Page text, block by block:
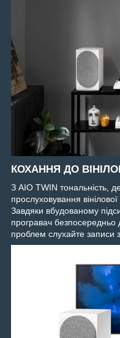
КОХАННЯ ДО
З AIO TWIN тональність,
прослуховування
Завдяки вбудованому
програвач безпосередньо
проблем слухайте записи